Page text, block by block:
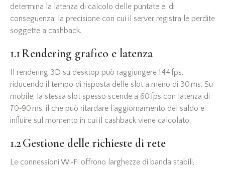
determina la latenza di calcolo delle puntate e, di
conseguenza, la precisione con cui il server registra le perdite
soggette a cashback.
1.1 Rendering grafico e latenza
Il rendering 3D su desktop può raggiungere 144 fps,
riducendo il tempo di risposta delle slot a meno di 30 ms. Su
mobile, la stessa slot spesso scende a 60 fps con latenza di
70‑90 ms, il che può ritardare l’aggiornamento del saldo e
influire sul momento in cui il cashback viene calcolato.
1.2 Gestione delle richieste di rete
Le connessioni Wi‑Fi offrono larghezze di banda stabili,